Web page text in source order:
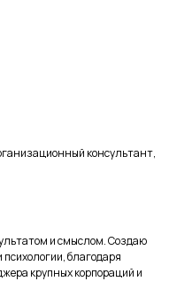
консультант,
и смыслом. Создаю
благодаря
крупных корпораций и